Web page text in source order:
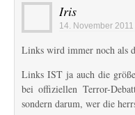
Iris
14. November
Links wird immer noch als
Links IST ja auch die
bei offiziellen Terror-
sondern darum, wer die